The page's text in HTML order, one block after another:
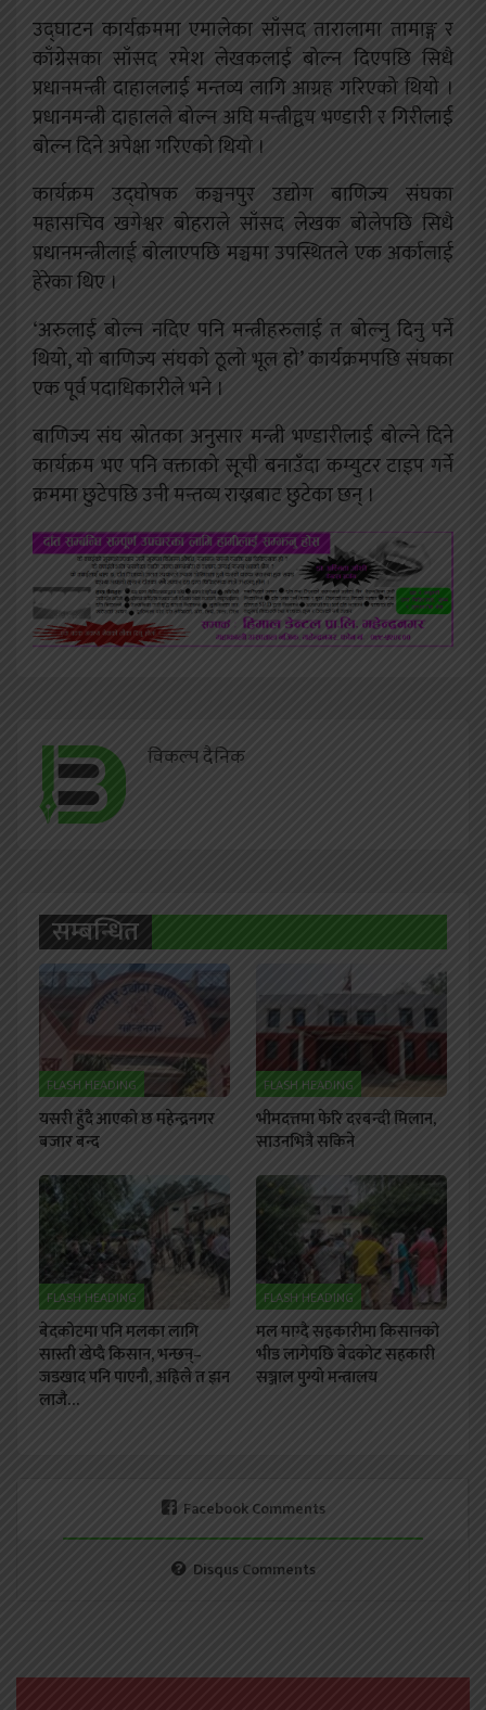
उद्घाटन कार्यक्रममा एमालेका साँसद तारालामा तामाङ्ग र
काँग्रेसका साँसद रमेश लेखकलाई बोल्न दिएपछि सिधै
प्रधानमन्त्री दाहाललाई मन्तव्य लागि आग्रह गरिएको थियो ।
प्रधानमन्त्री दाहालले बोल्न अघि मन्त्रीद्वय भण्डारी र गिरीलाई
बोल्न दिने अपेक्षा गरिएको थियो ।
कार्यक्रम उद्घोषक कञ्चनपुर उद्योग बाणिज्य संघका
महासचिव खगेश्वर बोहराले साँसद लेखक बोलेपछि सिधै
प्रधानमन्त्रीलाई बोलाएपछि मञ्चमा उपस्थितले एक अर्कालाई
हेरेका थिए ।
‘अरुलाई बोल्न नदिए पनि मन्त्रीहरुलाई त बोल्नु दिनु पर्ने
थियो, यो बाणिज्य संघको ठूलो भूल हो’ कार्यक्रमपछि संघका
एक पूर्व पदाधिकारीले भने ।
बाणिज्य संघ स्रोतका अनुसार मन्त्री भण्डारीलाई बोल्ने दिने
कार्यक्रम भए पनि वक्ताको सूची बनाउँदा कम्युटर टाइप गर्ने
क्रममा छुटेपछि उनी मन्तव्य राख्नबाट छुटेका छन् ।
विकल्प दैनिक
सम्बन्धित
FLASH HEADING
यसरी हुँदै आएको छ महेन्द्रनगर
बजार बन्द
FLASH HEADING
भीमदत्तमा फेरि दरबन्दी मिलान,
साउनभित्रै सकिने
FLASH HEADING
बेदकोटमा पनि मलका लागि
सास्ती खेप्दै किसान, भन्छन्–
जडखाद पनि पाएनौ, अहिले त झन
लाजै…
FLASH HEADING
मल माग्दै सहकारीमा किसानको
भीड लागेपछि बेदकोट सहकारी
सञ्जाल पुग्यो मन्त्रालय
Facebook Comments
Disqus Comments